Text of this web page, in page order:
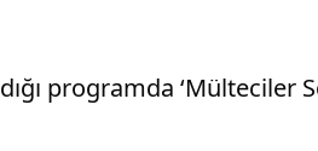
programda ‘Mülteciler